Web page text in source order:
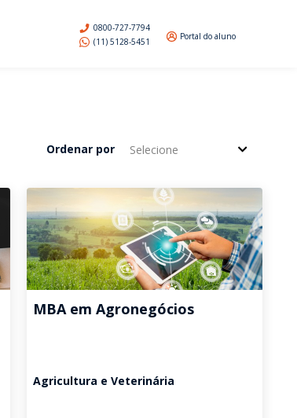
Portal do aluno
0800-727-7794
(11) 5128-5451
Ordenar por Selecione
MBA em Agronegócios
Agricultura e Veterinária